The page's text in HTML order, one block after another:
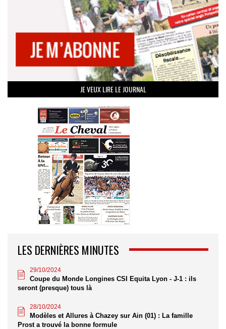
JE VEUX LIRE LE JOURNAL
LES DERNIÈRES MINUTES
29/10/2024
Coupe du Monde Longines CSI Equita Lyon - J-1 : ils
seront (presque) tous là
28/10/2024
Modèles et Allures à Chazey sur Ain (01) : La famille
Prost a trouvé la bonne formule